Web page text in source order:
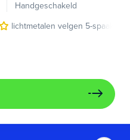
Handgeschakeld
lichtmetalen velgen 5-spaaks